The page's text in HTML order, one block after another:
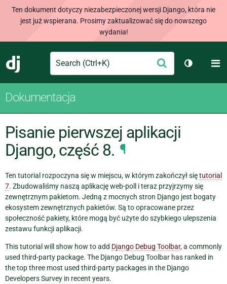
Ten dokument dotyczy niezabezpieczonej wersji Django, która nie
jest już wspierana. Prosimy zaktualizować się do nowszego
wydania!
Django
Search Wyślij
Dokumentacja
Pisanie pierwszej aplikacji
Django, część 8. ¶
Ten tutorial rozpoczyna się w miejscu, w którym zakończył siętutorial
7. Zbudowaliśmy naszą aplikację web-poll i teraz przyjrzymy się
zewnętrznym pakietom. Jedną z mocnych stron Django jest bogaty
ekosystem zewnętrznych pakietów. Są to opracowane przez
społeczność pakiety, które mogą być użyte do szybkiego ulepszenia
zestawu funkcji aplikacji.
This tutorial will show how to add Django Debug Toolbar, a commonly
used third-party package. The Django Debug Toolbar has ranked in
the top three most used third-party packages in the Django
Developers Survey in recent years.